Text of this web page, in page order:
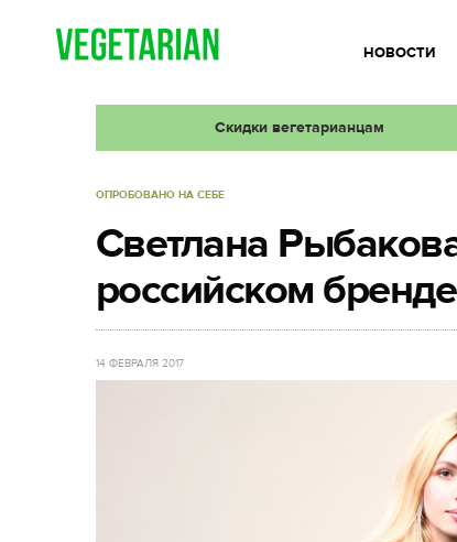
НОВОСТИ
Скидки вегетарианцам
ОПРОБОВАНО НА СЕБЕ
Светлана
российском
14 ФЕВРАЛЯ 2017